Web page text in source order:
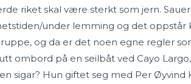
riket skal være sterkt som jern.
under lemming og det
og da er det noen egne regler
ombord på en seilbåt ved Cayo
sigar? Hun giftet seg med Per Øyvind